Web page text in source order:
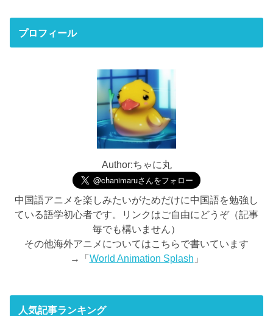
プロフィール
Author:ちゃに丸
中国語アニメを楽しみたいがためだけに中国語を勉強し
ている語学初心者です。リンクはご自由にどうぞ（記事
毎でも構いません）
その他海外アニメについてはこちらで書いています
→「World Animation Splash 」
人気記事ランキング